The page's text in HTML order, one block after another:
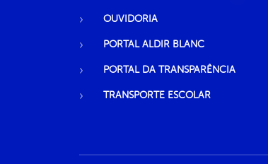
OUVIDORIA
PORTAL ALDIR BLANC
PORTAL DA TRANSPARÊNCIA
TRANSPORTE ESCOLAR